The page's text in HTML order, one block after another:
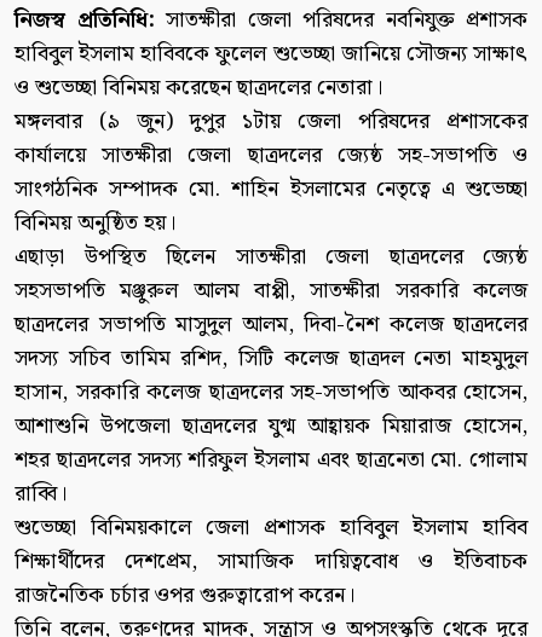
নিজস্ব প্রতিনিধি: সাতক্ষীরা জেলা পরিষদের নবনিযুক্ত প্রশাসক
হাবিবুল ইসলাম হাবিবকে ফুলেল শুভেচ্ছা জানিয়ে সৌজন্য সাক্ষাৎ
ও শুভেচ্ছা বিনিময় করেছেন ছাত্রদলের নেতারা।
মঙ্গলবার (৯ জুন) দুপুর ১টায় জেলা পরিষদের প্রশাসকের
কার্যালয়ে সাতক্ষীরা জেলা ছাত্রদলের জ্যেষ্ঠ সহ-সভাপতি ও
সাংগঠনিক সম্পাদক মো. শাহিন ইসলামের নেতৃত্বে এ শুভেচ্ছা
বিনিময় অনুষ্ঠিত হয়।
এছাড়া উপস্থিত ছিলেন সাতক্ষীরা জেলা ছাত্রদলের জ্যেষ্ঠ
সহসভাপতি মঞ্জুরুল আলম বাপ্পী, সাতক্ষীরা সরকারি কলেজ
ছাত্রদলের সভাপতি মাসুদুল আলম, দিবা-নৈশ কলেজ ছাত্রদলের
সদস্য সচিব তামিম রশিদ, সিটি কলেজ ছাত্রদল নেতা মাহমুদুল
হাসান, সরকারি কলেজ ছাত্রদলের সহ-সভাপতি আকবর হোসেন,
আশাশুনি উপজেলা ছাত্রদলের যুগ্ম আহ্বায়ক মিয়ারাজ হোসেন,
শহর ছাত্রদলের সদস্য শরিফুল ইসলাম এবং ছাত্রনেতা মো. গোলাম
রাব্বি।
শুভেচ্ছা বিনিময়কালে জেলা প্রশাসক হাবিবুল ইসলাম হাবিব
শিক্ষার্থীদের দেশপ্রেম, সামাজিক দায়িত্ববোধ ও ইতিবাচক
রাজনৈতিক চর্চার ওপর গুরুত্বারোপ করেন।
তিনি বলেন, তরুণদের মাদক, সন্ত্রাস ও অপসংস্কৃতি থেকে দূরে